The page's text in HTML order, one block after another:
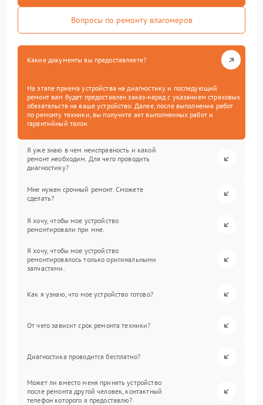
Вопросы по ремонту влагомеров
Какие документы вы предоставляете?
На этапе приема устройства на диагностику и последующий
ремонт вам будет предоставлен заказ-наряд с указанием страховых
обязательств на ваше устройство. Далее, после выполнения работ
по ремонту техники, вы получите акт выполненных работ и
гарантийный талон.
Я уже знаю в чем неисправность и какой
ремонт необходим. Для чего проводить
диагностику?
Мне нужен срочный ремонт. Сможете
сделать?
Я хочу, чтобы мое устройство
ремонтировали при мне.
Я хочу, чтобы мое устройство
ремонтировалось только оригинальными
запчастями.
Как я узнаю, что мое устройство готово?
От чего зависит срок ремонта техники?
Диагностика проводится бесплатно?
Может ли вместо меня принять устройство
после ремонта другой человек, контактный
телефон которого я предоставлю?